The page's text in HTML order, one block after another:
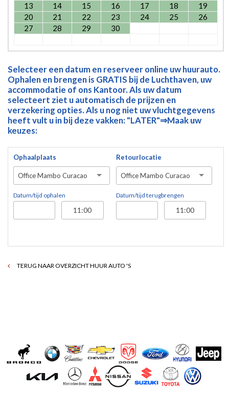
13
14 15 16 17 18
19
20
21 22 23 24 25
26
27
28 29 30
Selecteer een datum en reserveer online uw huurauto.
Ophalen en brengen is GRATIS bij de Luchthaven, uw
accommodatie of ons Kantoor. Als uw datum
selecteert ziet u automatisch de prijzen en
verzekering opties. Als u nog niet uw vluchtgegevens
heeft vult u in bij deze vakken: "LATER"⇒Maak uw
keuzes:
Ophaalplaats
Office Mambo Curacao
Datum/tijd ophalen
Retourlocatie
Office Mambo Curacao
Datum/tijd terugbrengen
TERUG NAAR OVERZICHT HUUR AUTO 'S